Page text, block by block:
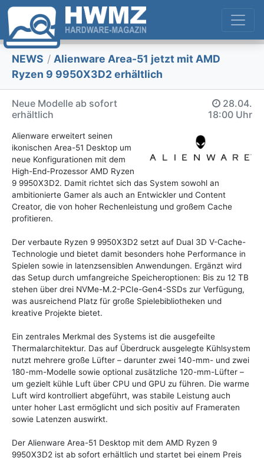
NEWS / Alienware Area-51 jetzt mit AMD
Ryzen 9 9950X3D2 erhältlich
Neue Modelle ab sofort
erhältlich
28.04.
18:00 Uhr
Alienware erweitert seinen
ikonischen Area-51 Desktop um
neue Konfigurationen mit dem
High-End-Prozessor AMD Ryzen
9 9950X3D2. Damit richtet sich das System sowohl an
ambitionierte Gamer als auch an Entwickler und Content
Creator, die von hoher Rechenleistung und großem Cache
profitieren.
Der verbaute Ryzen 9 9950X3D2 setzt auf Dual 3D V-Cache-
Technologie und bietet damit besonders hohe Performance in
Spielen sowie in latenzsensiblen Anwendungen. Ergänzt wird
das Setup durch umfangreiche Speicheroptionen: Bis zu 12 TB
stehen über drei NVMe-M.2-PCIe-Gen4-SSDs zur Verfügung,
was ausreichend Platz für große Spielebibliotheken und
kreative Projekte bietet.
Ein zentrales Merkmal des Systems ist die ausgefeilte
Thermalarchitektur. Das auf Überdruck ausgelegte Kühlsystem
nutzt mehrere große Lüfter – darunter zwei 140-mm- und zwei
180-mm-Modelle sowie optional zusätzliche 120-mm-Lüfter –
um gezielt kühle Luft über CPU und GPU zu führen. Die warme
Luft wird kontrolliert abgeführt, was stabile Leistung auch
unter hoher Last ermöglicht und sich positiv auf Frameraten
sowie Latenzen auswirkt.
Der Alienware Area-51 Desktop mit dem AMD Ryzen 9
9950X3D2 ist ab sofort erhältlich und startet bei einem Preis